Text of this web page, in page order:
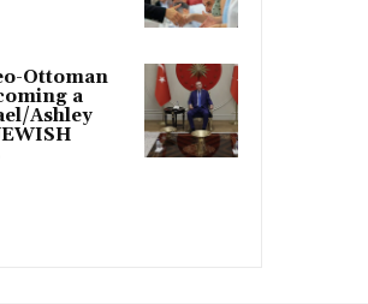
Ottoman
a
Ashley